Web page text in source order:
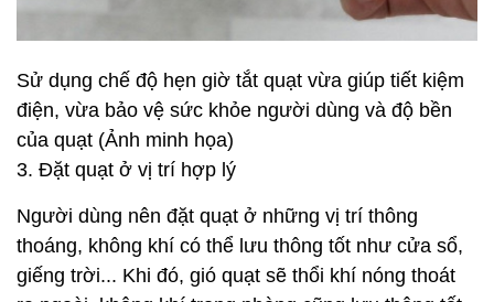
Sử dụng chế độ hẹn giờ tắt quạt vừa giúp tiết kiệm
điện, vừa bảo vệ sức khỏe người dùng và độ bền
của quạt (Ảnh minh họa)
3. Đặt quạt ở vị trí hợp lý
Người dùng nên đặt quạt ở những vị trí thông
thoáng, không khí có thể lưu thông tốt như cửa sổ,
giếng trời... Khi đó, gió quạt sẽ thổi khí nóng thoát